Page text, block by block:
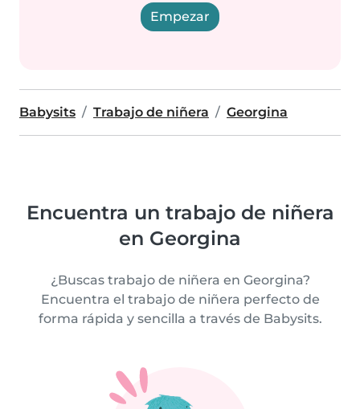
Empezar
Babysits Trabajo de niñera Georgina
Encuentra un trabajo de niñera
en Georgina
¿Buscas trabajo de niñera en Georgina?
Encuentra el trabajo de niñera perfecto de
forma rápida y sencilla a través de Babysits.